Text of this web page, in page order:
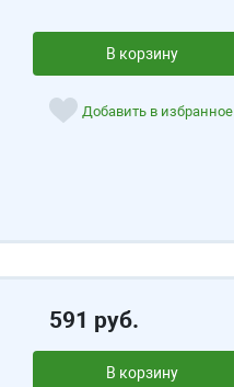
В корзину
Добавить в избранное
591 руб.
В корзину